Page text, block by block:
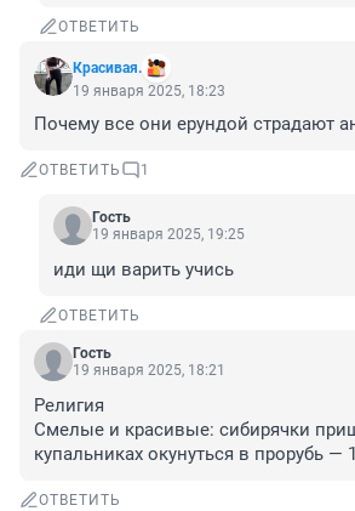
ОТВЕТИТЬ
Красивая.
19 января 2025, 18:23
Почему все они ерундой страдают
ОТВЕТИТЬ 1
Гость
19 января 2025, 19:25
иди щи варить учись
ОТВЕТИТЬ
Гость
19 января 2025, 18:21
Религия
Смелые и красивые: сибирячки
купальниках окунуться в прорубь —
ОТВЕТИТЬ